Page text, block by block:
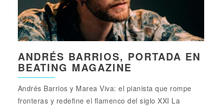
ANDRÉS BARRIOS, PORTADA EN
BEATING MAGAZINE
Andrés Barrios y Marea Viva: el pianista que rompe
fronteras y redefine el flamenco del siglo XXI La